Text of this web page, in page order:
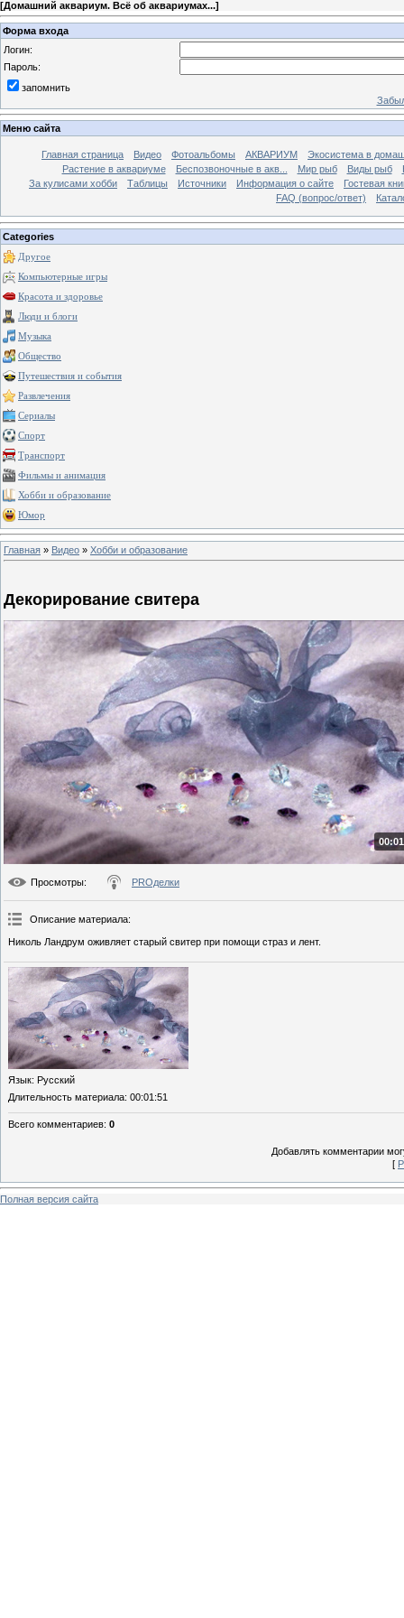
[Домашний аквариум. Всё об аквариумах...]
Форма входа
Логин:
Пароль:
запомнить
Меню сайта
Главная страница Видео Фотоальбомы АКВАРИУМ
Экосистема в
Растение в аквариуме
Беспозвоночные в акв... Мир рыб Виды рыб
За кулисами хобби
Таблицы Источники Информация о сайте
Гостевая
FAQ (вопрос/ответ)
Categories
Другое
Компьютерные игры
Красота и здоровье
Люди и блоги
Музыка
Общество
Путешествия и события
Развлечения
Сериалы
Спорт
Транспорт
Фильмы и анимация
Хобби и образование
Юмор
Главная » Видео » Хобби и образование
Декорирование свитера
Просмотры: PROделки
Описание материала:
Николь Ландрум оживляет старый свитер при помощи страз и лент.
Язык: Русский
Длительность материала: 00:01:51
Всего комментариев: 0
Добавлять комментарии
[
Полная версия сайта